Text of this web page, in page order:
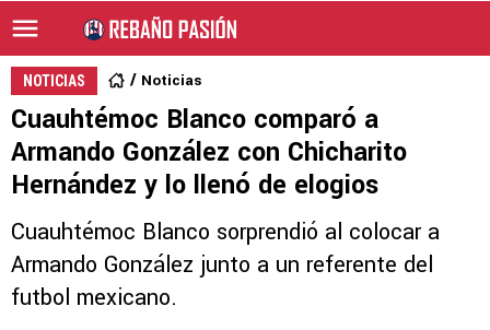
NOTICIAS Noticias
Cuauhtémoc Blanco comparó a
Armando González con Chicharito
Hernández y lo llenó de elogios
Cuauhtémoc Blanco sorprendió al colocar a
Armando González junto a un referente del
futbol mexicano.